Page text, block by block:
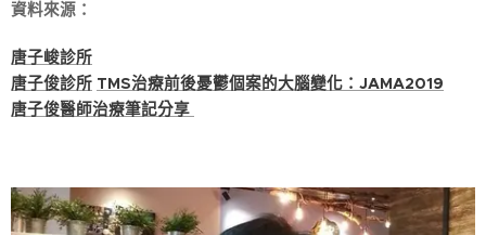
資料來源：
唐子峻診所
唐子俊診所 TMS治療前後憂鬱個案的大腦變化：JAMA2019
唐子俊醫師治療筆記分享